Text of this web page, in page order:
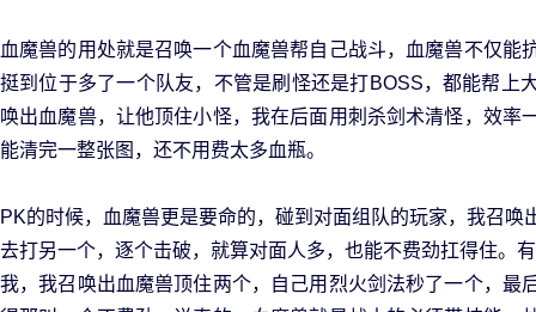
血魔兽的用处就是召唤一个血魔兽帮自己战斗，血魔兽不仅能
挺到位于多了一个队友，不管是刷怪还是打BOSS，都能帮上
唤出血魔兽，让他顶住小怪，我在后面用刺杀剑术清怪，效率
能清完一整张图，还不用费太多血瓶。
PK的时候，血魔兽更是要命的，碰到对面组队的玩家，我召唤
去打另一个，逐个击破，就算对面人多，也能不费劲扛得住。
我，我召唤出血魔兽顶住两个，自己用烈火剑法秒了一个，最